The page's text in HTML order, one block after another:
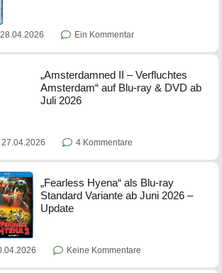
28.04.2026 Ein Kommentar
„Amsterdamned II – Verfluchtes
Amsterdam“ auf Blu-ray & DVD ab
Juli 2026
27.04.2026 4 Kommentare
„Fearless Hyena“ als Blu-ray
Standard Variante ab Juni 2026 –
Update
Keine Kommentare